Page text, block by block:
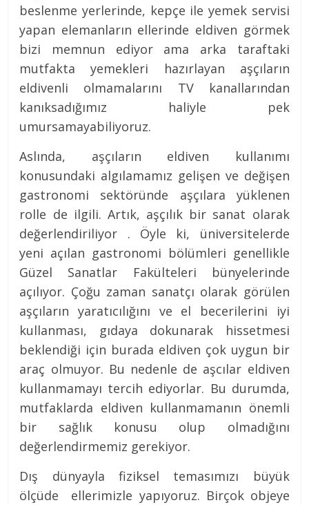
beslenme yerlerinde, kepçe ile yemek servisi
yapan elemanların ellerinde eldiven görmek
bizi memnun ediyor ama arka taraftaki
mutfakta yemekleri hazırlayan aşçıların
eldivenli olmamalarını TV kanallarından
kanıksadığımız haliyle pek
umursamayabiliyoruz.
Aslında, aşçıların eldiven kullanımı
konusundaki algılamamız gelişen ve değişen
gastronomi sektöründe aşçılara yüklenen
rolle de ilgili. Artık, aşçılık bir sanat olarak
değerlendiriliyor . Öyle ki, üniversitelerde
yeni açılan gastronomi bölümleri genellikle
Güzel Sanatlar Fakülteleri bünyelerinde
açılıyor. Çoğu zaman sanatçı olarak görülen
aşçıların yaratıcılığını ve el becerilerini iyi
kullanması, gıdaya dokunarak hissetmesi
beklendiği için burada eldiven çok uygun bir
araç olmuyor. Bu nedenle de aşcılar eldiven
kullanmamayı tercih ediyorlar. Bu durumda,
mutfaklarda eldiven kullanmamanın önemli
bir sağlık konusu olup olmadığını
değerlendirmemiz gerekiyor.
Dış dünyayla fiziksel temasımızı büyük
ölçüde ellerimizle yapıyoruz. Birçok objeye